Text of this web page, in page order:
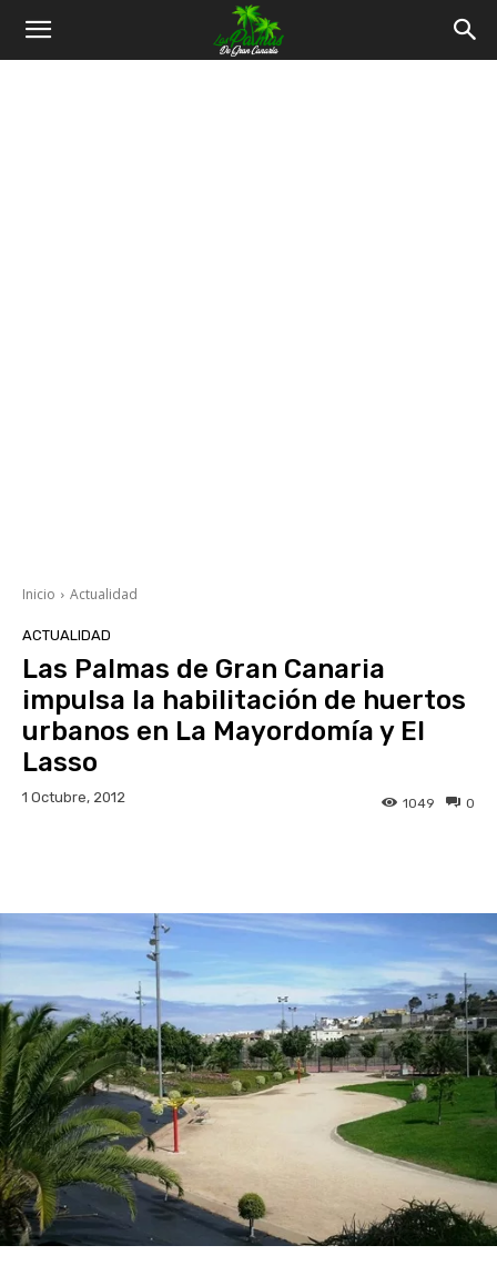
Inicio Actualidad
ACTUALIDAD
Las Palmas de Gran Canaria
impulsa la habilitación de huertos
urbanos en La Mayordomía y El
Lasso
1 Octubre, 2012 0
1049